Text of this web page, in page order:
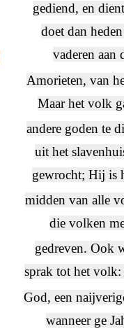
gediend, en
doet dan
vaderen aan
Amorieten, van
Maar het volk
andere goden te
uit het
gewrocht; Hij is
midden van alle
die volken
gedreven. Ook
sprak tot het
God, een
wanneer ge